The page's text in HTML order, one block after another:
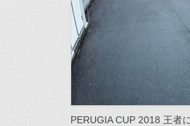
PERUGIA CUP 2018 王者